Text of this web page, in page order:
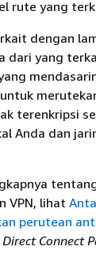
rute yang
dengan
dari yang
terenkripsi
Anda dan
VPN, lihat
perutean
Connect